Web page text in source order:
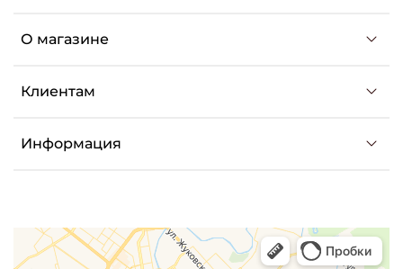
О магазине
Клиентам
Информация